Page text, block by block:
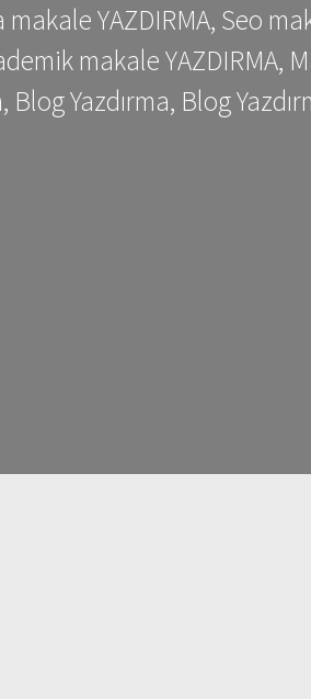
YAZDIRMA, Seo
makale YAZDIRMA,
Yazdırma, Blog